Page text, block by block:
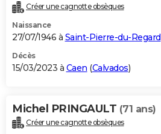
Créer une cagnotte obsèques
Naissance
27/07/1946 à Saint-Pierre-du-Regard
Décès
15/03/2023 à Caen (Calvados)
Michel PRINGAULT (71 ans)
Créer une cagnotte obsèques